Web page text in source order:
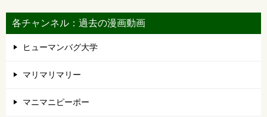
各チャンネル：過去の漫画動画
ヒューマンバグ大学
マリマリマリー
マニマニピーポー